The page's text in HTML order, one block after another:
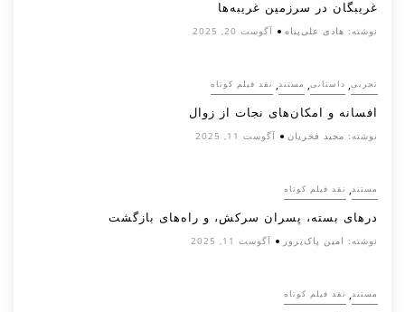
غریبگان در سرزمین غریبه‌ها
نوشته: هادی علی‌پناه آگوست 20, 2025
تجربی, داستانی, مستند, نقد فیلم کوتاه
افسانه‌ و امکان‌های نجات از زوال
نوشته: مجید فخریان آگوست 11, 2025
مستند, نقد فیلم کوتاه
درهای بسته، پسران سرکش، و راه‌های بازگشت
نوشته: امین پاک‌پرور آگوست 11, 2025
مستند, نقد فیلم کوتاه